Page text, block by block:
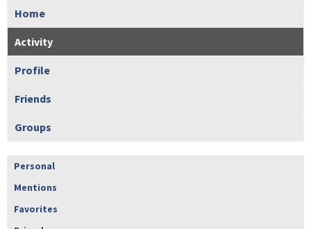
Home
Activity
Profile
Friends
Groups
Personal
Mentions
Favorites